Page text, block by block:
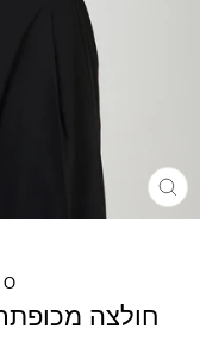
סגור
(ESC)
חולצה